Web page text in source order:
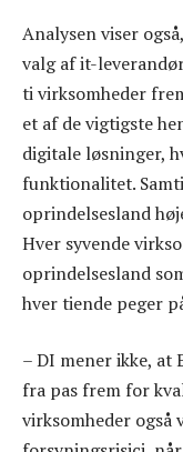
Analysen viser
valg af it-
ti virksomheder
et af de vigtigste
digitale løsninger,
funktionalitet.
oprindelsesland
Hver syvende
oprindelsesland
hver tiende peger
– DI mener ikke, at
fra pas frem for
virksomheder også